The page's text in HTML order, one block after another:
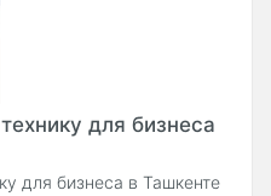
для бизнеса
для бизнеса в Ташкенте